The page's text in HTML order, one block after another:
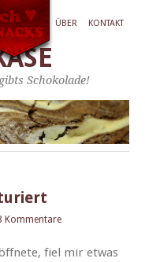
ÜBER KONTAKT
Schokolade!
Kommentare
fiel mir etwas